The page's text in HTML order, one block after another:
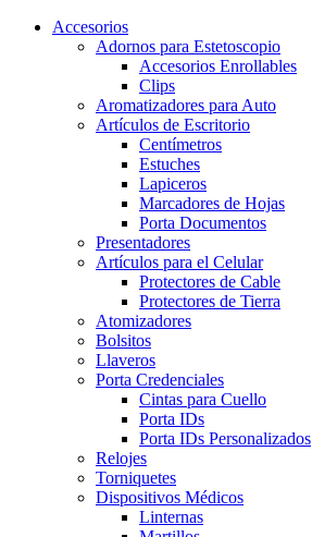
Accesorios
Adornos para Estetoscopio
Accesorios Enrollables
Clips
Aromatizadores para Auto
Artículos de Escritorio
Centímetros
Estuches
Lapiceros
Marcadores de Hojas
Porta Documentos
Presentadores
Artículos para el Celular
Protectores de Cable
Protectores de Tierra
Atomizadores
Bolsitos
Llaveros
Porta Credenciales
Cintas para Cuello
Porta IDs
Porta IDs Personalizados
Relojes
Torniquetes
Dispositivos Médicos
Linternas